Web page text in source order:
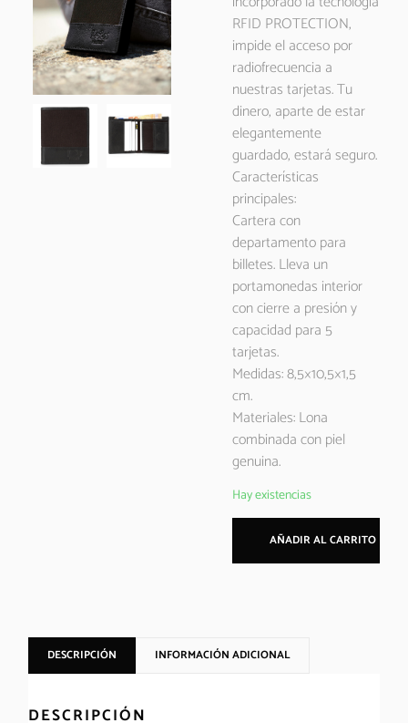
RFID PROTECTION,
impide el acceso por
radiofrecuencia a
nuestras tarjetas. Tu
dinero, aparte de estar
elegantemente
guardado, estará seguro.
Características
principales:
Cartera con
departamento para
billetes. Lleva un
portamonedas interior
con cierre a presión y
capacidad para 5
tarjetas.
Medidas: 8,5×10,5×1,5
cm.
Materiales: Lona
combinada con piel
genuina.
Hay existencias
AÑADIR AL CARRITO
DESCRIPCIÓN INFORMACIÓN ADICIONAL
DESCRIPCIÓN